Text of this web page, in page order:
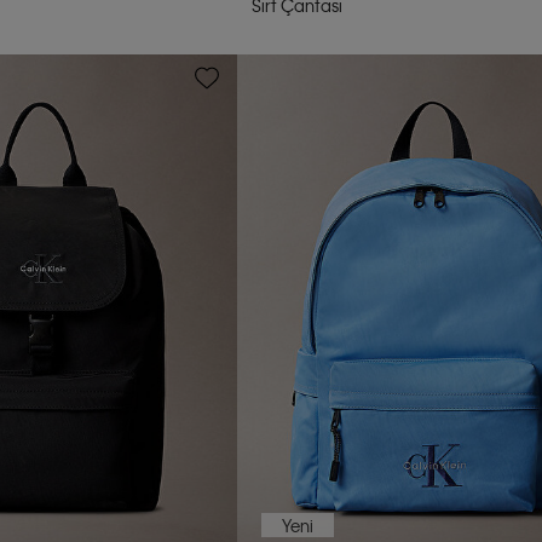
Sırt Çantası
Yeni